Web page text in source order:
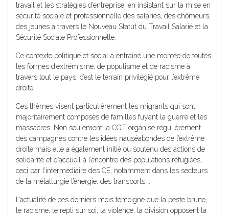
travail et les stratégies d’entreprise, en insistant sur la mise en
sécurité sociale et professionnelle des salariés, des chômeurs,
des jeunes à travers le Nouveau Statut du Travail Salarié et la
Sécurité Sociale Professionnelle.
Ce contexte politique et social a entrainé une montée de toutes
les formes d’extrémisme, de populisme et de racisme à
travers tout le pays, c’est le terrain privilégié pour l’extrême
droite.
Ces thèmes visent particulièrement les migrants qui sont
majoritairement composés de familles fuyant la guerre et les
massacres. Non seulement la CGT organise régulièrement
des campagnes contre les idées nauséabondes de l’extrême
droite mais elle a également initié ou soutenu des actions de
solidarité et d’accueil à l’encontre des populations réfugiées,
ceci par l’intermédiaire des CE, notamment dans les secteurs
de la métallurgie l’énergie, des transports….
L’actualité de ces derniers mois témoigne que la peste brune,
le racisme, le repli sur soi, la violence, la division opposent la